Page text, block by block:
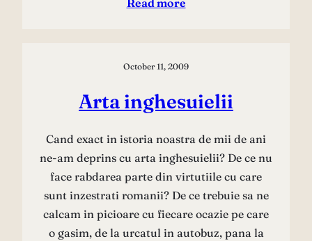
October 11, 2009
Arta inghesuielii
Cand exact in istoria noastra de mii de ani
ne-am deprins cu arta inghesuielii? De ce nu
face rabdarea parte din virtutiile cu care
sunt inzestrati romanii? De ce trebuie sa ne
calcam in picioare cu fiecare ocazie pe care
o gasim, de la urcatul in autobuz, pana la